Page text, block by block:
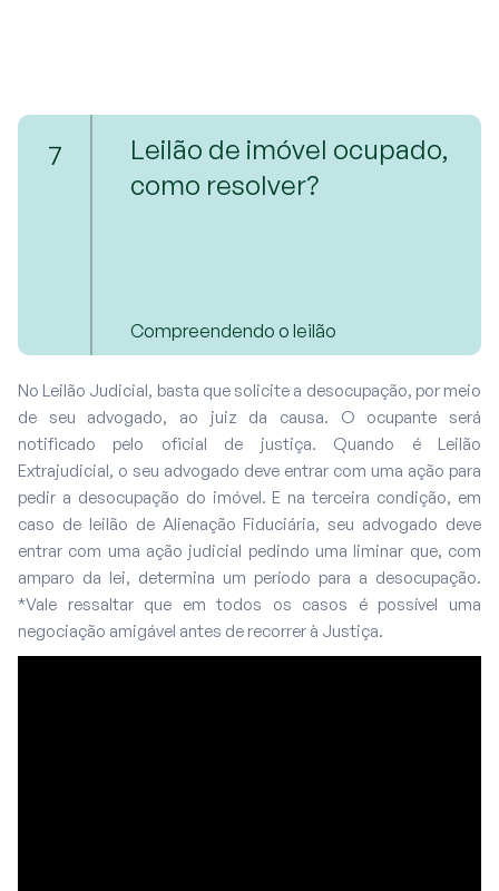
7
Leilão de imóvel ocupado,
como resolver?
Compreendendo o leilão
No Leilão Judicial, basta que solicite a desocupação, por meio
de seu advogado, ao juiz da causa. O ocupante será
notificado pelo oficial de justiça. Quando é Leilão
Extrajudicial, o seu advogado deve entrar com uma ação para
pedir a desocupação do imóvel. E na terceira condição, em
caso de leilão de Alienação Fiduciária, seu advogado deve
entrar com uma ação judicial pedindo uma liminar que, com
amparo da lei, determina um período para a desocupação.
*Vale ressaltar que em todos os casos é possível uma
negociação amigável antes de recorrer à Justiça.